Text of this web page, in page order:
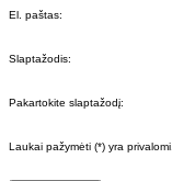
El. paštas:
Slaptažodis:
Pakartokite slaptažodį:
Laukai pažymėti (*) yra privalomi.